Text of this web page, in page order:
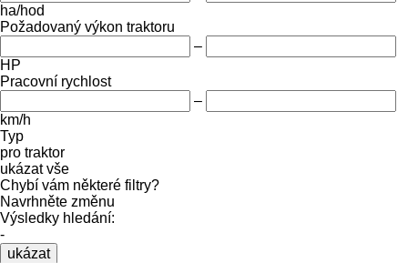
ha/hod
Požadovaný výkon traktoru
–
HP
Pracovní rychlost
–
km/h
Typ
pro traktor
ukázat vše
Chybí vám některé filtry?
Navrhněte změnu
Výsledky hledání:
-
ukázat